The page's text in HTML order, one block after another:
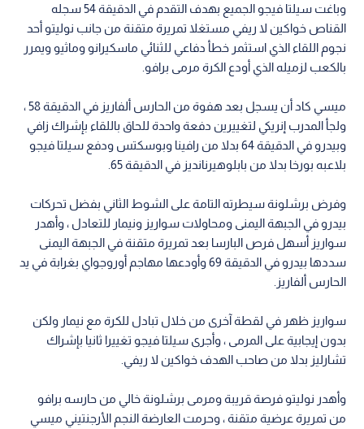
وباغت سيلتا فيجو الجميع بهدف التقدم في الدقيقة 54 سجله
القناص خواكين لا ريفي مستغلا تمريرة متقنة من جانب نوليتو أحد
نجوم اللقاء الذي استثمر خطأ دفاعي للثنائي ماسكيرانو وماثيو ويمرر
بالكعب لزميله الذي أودع الكرة مرمى برافو.
ميسي كاد أن يسجل بعد هفوة من الحارس ألفاريز في الدقيقة 58 ،
ولجأ المدرب إنريكي لتغييرين دفعة واحدة للحاق باللقاء بإشراك زافي
وبيدرو في الدقيقة 64 بدلا من رافينا وبوسكتس ودفع سيلتا فيجو
بلاعبه بورخا بدلا من بابلوهيرنانديز في الدقيقة 65.
وفرض برشلونة سيطرته التامة على الشوط الثاني بفضل تحركات
بيدرو في الجبهة اليمنى ومحاولات سواريز ونيمار للتعادل ، وأهدر
سواريز أسهل فرص البارسا بعد تمريرة متقنة في الجبهة اليمنى
سددها بيدرو في الدقيقة 69 وأودعها مهاجم أوروجواي بغرابة في يد
الحارس ألفاريز.
سواريز ظهر في لقطة آخرى من خلال تبادل للكرة مع نيمار ولكن
بدون إيجابية على المرمى ، وأجرى سيلتا فيجو تغييرا ثانيا بإشراك
تشارليز بدلا من صاحب الهدف خواكين لا ريفي.
وأهدر نوليتو فرصة قريبة ومرمى برشلونة خالي من حارسه برافو
من تمريرة عرضية متقنة ، وحرمت العارضة النجم الأرجنتيني ميسي